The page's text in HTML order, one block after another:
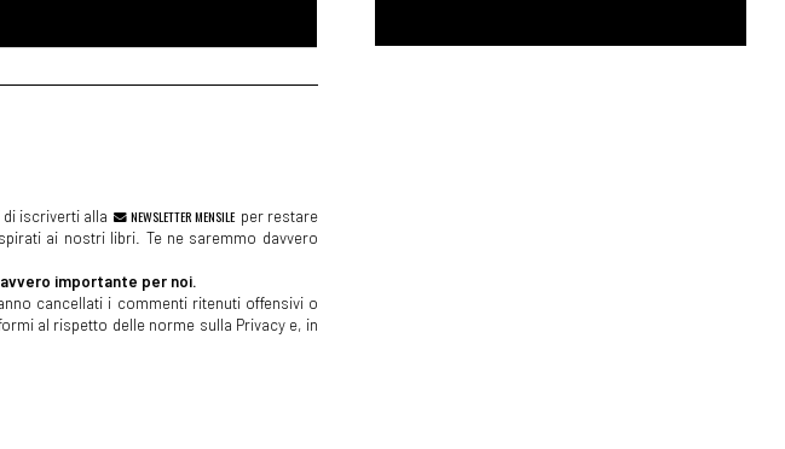
iscriverti alla NEWSLETTER MENSILE per restare
ai nostri libri. Te ne saremmo davvero
importante per noi.
cancellati i commenti ritenuti offensivi o
al rispetto delle norme sulla Privacy e, in